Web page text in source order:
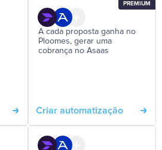
PREMIUM
A cada proposta ganha no
Ploomes, gerar uma
cobrança no Asaas
Criar automatização